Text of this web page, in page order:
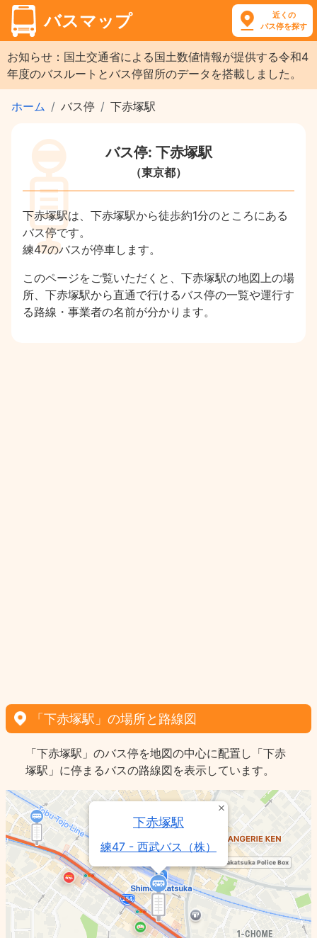
バスマップ
近くの
バス停を探す
お知らせ：国土交通省による国土数値情報が提供する令和4
年度のバスルートとバス停留所のデータを搭載しました。
ホーム バス停 下赤塚駅
バス停: 下赤塚駅
（東京都）
下赤塚駅は、下赤塚駅から徒歩約1分のところにある
バス停です。
練47のバスが停車します。
このページをご覧いただくと、下赤塚駅の地図上の場
所、下赤塚駅から直通で行けるバス停の一覧や運行す
る路線・事業者の名前が分かります。
「下赤塚駅」の場所と路線図
「下赤塚駅」のバス停を地図の中心に配置し「下赤
塚駅」に停まるバスの路線図を表示しています。
下赤塚駅
練47 - 西武バス（株）